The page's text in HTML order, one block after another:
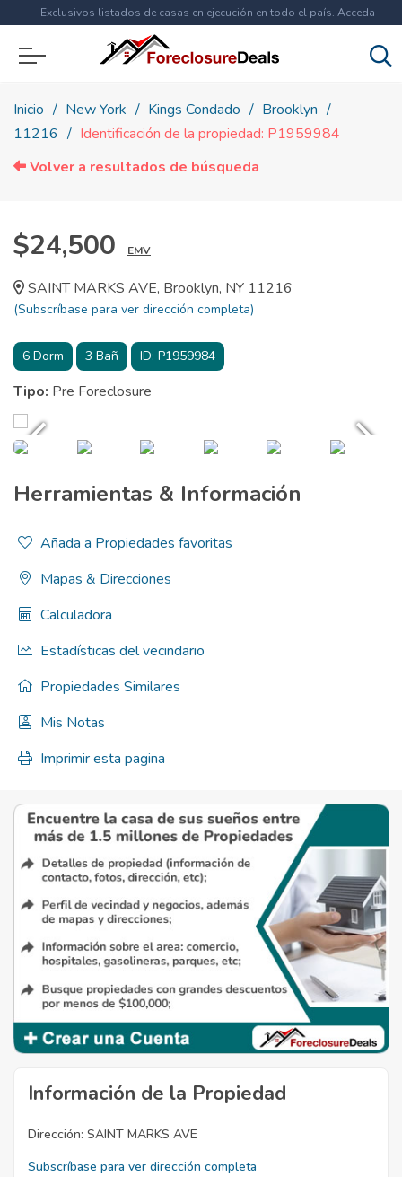
Exclusivos listados de casas en ejecución en todo el país. Acceda
ahora a
Inicio New York Kings Condado
Brooklyn
11216
Identificación de la propiedad: P1959984
Volver a resultados de búsqueda
$24,500 EMV
SAINT MARKS AVE, Brooklyn, NY 11216
(Subscríbase para ver dirección completa)
6 Dorm 3 Bañ ID: P1959984
Tipo: Pre Foreclosure
Herramientas & Información
Añada a Propiedades favoritas
Mapas & Direcciones
Calculadora
Estadísticas del vecindario
Propiedades Similares
Mis Notas
Imprimir esta pagina
Información de la Propiedad
Dirección: SAINT MARKS AVE
Subscríbase para ver dirección completa